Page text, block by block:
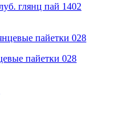
глянц пай 1402
пайетки 028